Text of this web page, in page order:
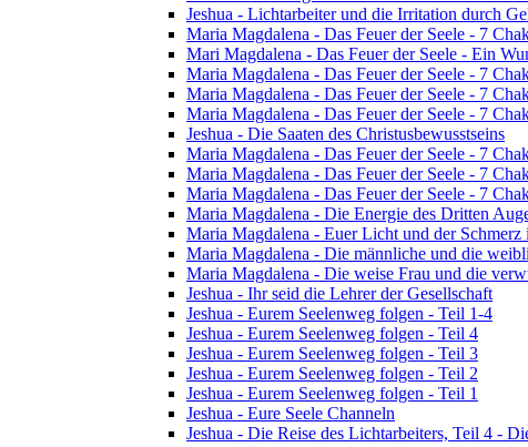
Jeshua - Lichtarbeiter und die Irritation durch
Maria Magdalena - Das Feuer der Seele - 7
Mari Magdalena - Das Feuer der Seele - Ein
Maria Magdalena - Das Feuer der Seele - 7
Maria Magdalena - Das Feuer der Seele - 7
Maria Magdalena - Das Feuer der Seele - 7
Jeshua - Die Saaten des Christusbewusstseins
Maria Magdalena - Das Feuer der Seele - 7
Maria Magdalena - Das Feuer der Seele - 7
Maria Magdalena - Das Feuer der Seele - 7
Maria Magdalena - Die Energie des Dritten
Maria Magdalena - Euer Licht und der Schmerz
Maria Magdalena - Die männliche und die
Maria Magdalena - Die weise Frau und die
Jeshua - Ihr seid die Lehrer der Gesellschaft
Jeshua - Eurem Seelenweg folgen - Teil 1-4
Jeshua - Eurem Seelenweg folgen - Teil 4
Jeshua - Eurem Seelenweg folgen - Teil 3
Jeshua - Eurem Seelenweg folgen - Teil 2
Jeshua - Eurem Seelenweg folgen - Teil 1
Jeshua - Eure Seele Channeln
Jeshua - Die Reise des Lichtarbeiters, Teil 4 -